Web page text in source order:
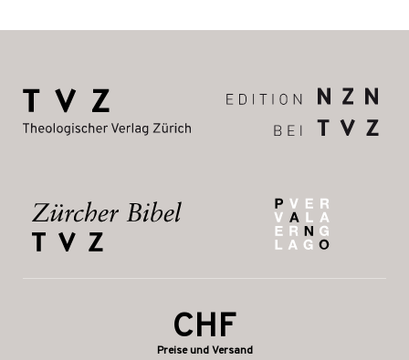
CHF
Preise und Versand